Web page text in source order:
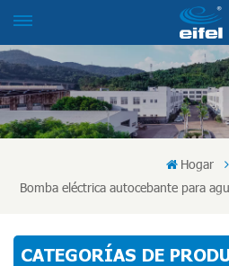
Hogar
Bomba eléctrica autocebante para
CATEGORÍAS DE